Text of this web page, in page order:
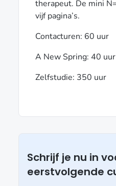
therapeut. De mini
vijf pagina’s.
Contacturen: 60 uur
A New Spring: 40 uur
Zelfstudie: 350 uur
Schrijf je nu in
eerstvolgende